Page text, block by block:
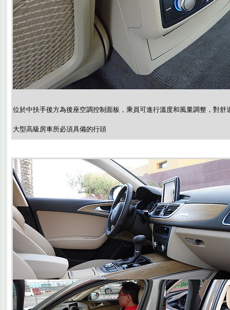
位於中扶手後方為後座空調控制面板，乘員可進行溫度和風量調整，對舒
大型高級房車所必須具備的行頭